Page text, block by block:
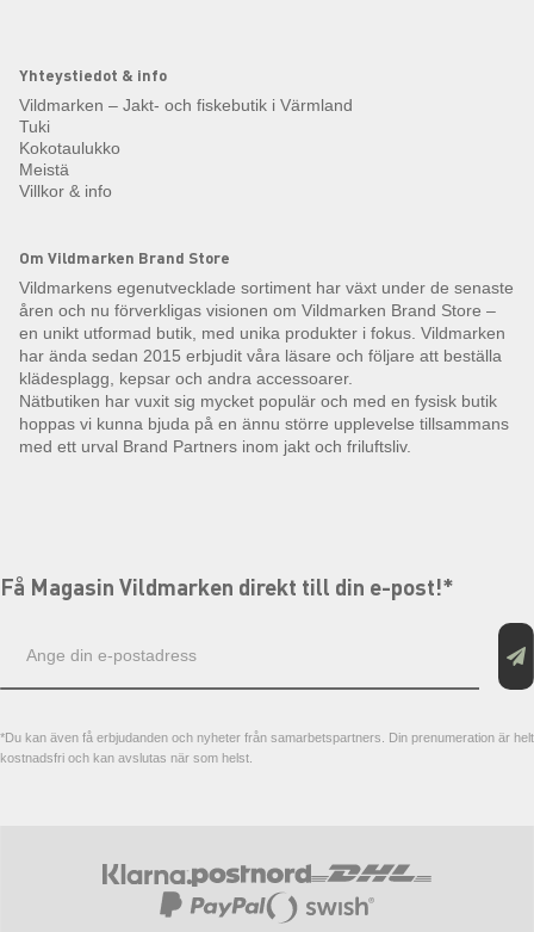
Yhteystiedot & info
Vildmarken – Jakt- och fiskebutik i Värmland
Tuki
Kokotaulukko
Meistä
Villkor & info
Om Vildmarken Brand Store
Vildmarkens egenutvecklade sortiment har växt under de senaste
åren och nu förverkligas visionen om Vildmarken Brand Store –
en unikt utformad butik, med unika produkter i fokus. Vildmarken
har ända sedan 2015 erbjudit våra läsare och följare att beställa
klädesplagg, kepsar och andra accessoarer.
Nätbutiken har vuxit sig mycket populär och med en fysisk butik
hoppas vi kunna bjuda på en ännu större upplevelse tillsammans
med ett urval Brand Partners inom jakt och friluftsliv.
Få Magasin Vildmarken direkt till din e-post!*
postadress
*Du kan även få erbjudanden och nyheter från samarbetspartners. Din prenumeration är helt
kostnadsfri och kan avslutas när som helst.